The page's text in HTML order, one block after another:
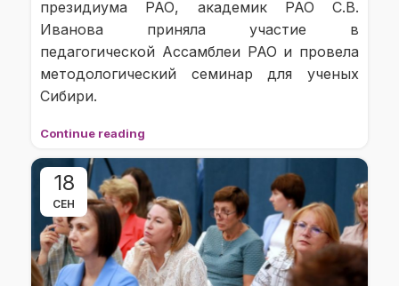
президиума РАО, академик РАО С.В.
Иванова приняла участие в
педагогической Ассамблеи РАО и провела
методологический семинар для ученых
Сибири.
Continue reading
18
СЕН